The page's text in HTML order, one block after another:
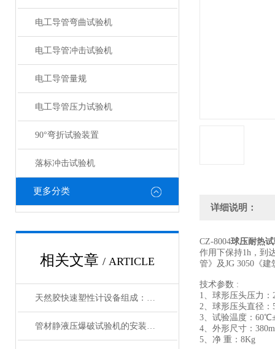
电工导管弯曲试验机
电工导管冲击试验机
电工导管量规
电工导管压力试验机
90°弯折试验装置
落标冲击试验机
更多分类
相关文章 / ARTICLE
天然胶快速塑性计设备组成：多功能与高精度
管材静液压爆破试验机的安装方法分享
详细说明：
CZ-8004球压耐热
作用下保持1h，到
管》及JG 3050《
技术参数 :
1、球
2、球形压头直径：
3、试验温
4、外形尺寸：
5、净 重：8Kg